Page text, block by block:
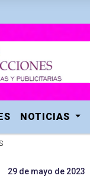
NOTICIAS
29 de mayo de 2023